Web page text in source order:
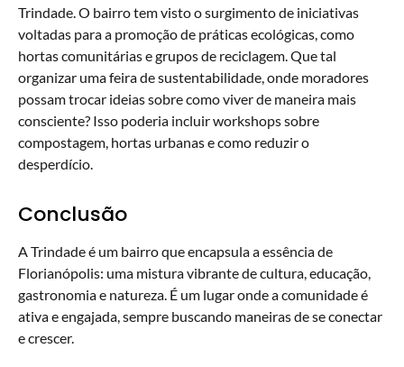
Trindade. O bairro tem visto o surgimento de iniciativas
voltadas para a promoção de práticas ecológicas, como
hortas comunitárias e grupos de reciclagem. Que tal
organizar uma feira de sustentabilidade, onde moradores
possam trocar ideias sobre como viver de maneira mais
consciente? Isso poderia incluir workshops sobre
compostagem, hortas urbanas e como reduzir o
desperdício.
Conclusão
A Trindade é um bairro que encapsula a essência de
Florianópolis: uma mistura vibrante de cultura, educação,
gastronomia e natureza. É um lugar onde a comunidade é
ativa e engajada, sempre buscando maneiras de se conectar
e crescer.